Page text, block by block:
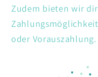
Zudem bieten wir
oder Vorauszahlung.